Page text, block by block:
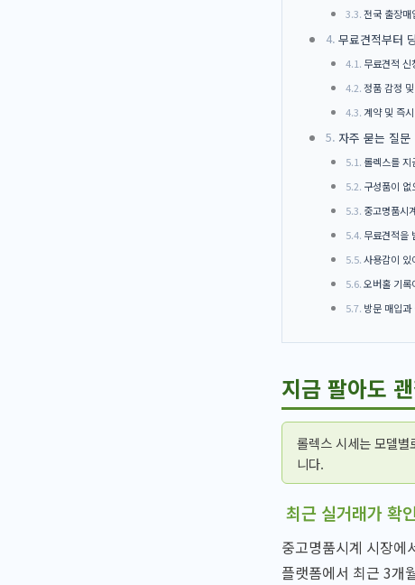
전국 출장매
무료견적부터
무료견적 신
정품 감정
계약 및 즉
자주 묻는 질문
롤렉스를
구성품이
중고명품시
무료견적을
사용감이 있
오버홀 기록
방문 매입
지금 팔아도
롤렉스 시세는 모델
니다.
최근 실거래가 확인
중고명품시계 시장에
플랫폼에서 최근 3개